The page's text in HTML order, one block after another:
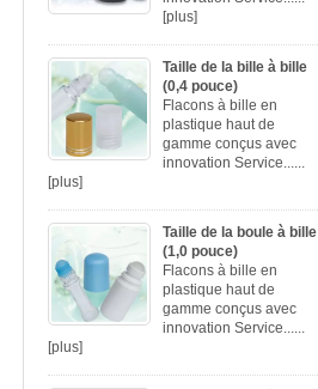
[plus]
Taille de la bille à bille
(0,4 pouce)
Flacons à bille en
plastique haut de
gamme conçus avec
innovation Service......
[plus]
Taille de la boule à bille
(1,0 pouce)
Flacons à bille en
plastique haut de
gamme conçus avec
innovation Service......
[plus]